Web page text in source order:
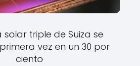
solar triple de Suiza se
vez en un 30 por
ciento